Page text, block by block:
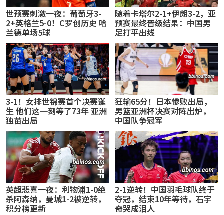
世预赛刺激一夜：葡萄牙3-
2+英格兰5-0！C罗创历史 哈
兰德单场5球
随着卡塔尔2-1+伊朗3-2，亚
预赛最终晋级结果：中国男
足打平出线
3-1！女排世锦赛首个决赛诞
生 他们这一刻等了73年 亚洲
独苗出局
狂输65分！日本惨败出局，
男篮亚洲杯决赛对阵出炉，
中国队争冠军
英超悲喜一夜：利物浦1-0绝
杀阿森纳，曼城1-2被逆转，
积分榜更新
2-1逆转！中国羽毛球队终于
夺冠，结束10年等待，石宇
奇哭成泪人